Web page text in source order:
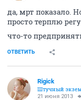
да, мрт показало.
просто терплю
что-то
ОТВЕТИТЬ
Rigick
Штучный
21 июня 2013